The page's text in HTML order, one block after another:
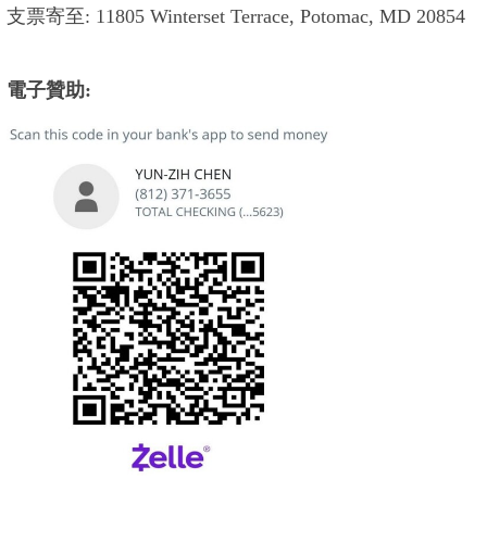
支票寄至: 11805 Winterset Terrace, Potomac, MD 20854
電子贊助: